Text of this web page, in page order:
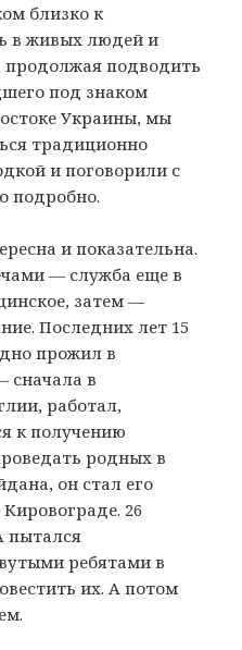
близко к
в живых людей и
продолжая подводить
под знаком
Украины, мы
традиционно
и поговорили с
подробно.
и показательна.
— служба еще в
затем —
Последних лет 15
прожил в
сначала в
работал,
к получению
родных в
он стал его
26
пытался
ребятами в
их. А потом